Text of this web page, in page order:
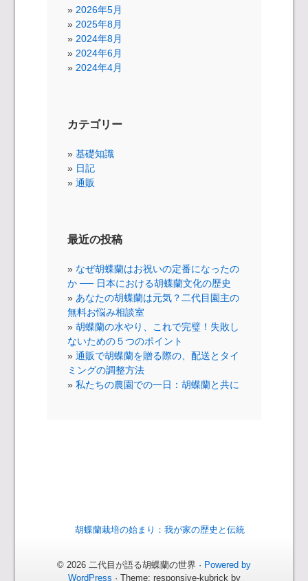
2026年5月
2025年8月
2024年8月
2024年6月
2024年4月
カテゴリー
基礎知識
日記
通販
最近の投稿
なぜ胡蝶蘭はお祝いの定番になったの
か ── 日本における胡蝶蘭文化の歴史
あなたの胡蝶蘭は元気？二代目園主の
無料お悩み相談室
胡蝶蘭の水やり、これで完璧！失敗し
ないための５つのポイント
通販で胡蝶蘭を贈る際の、配送とタイ
ミングの調整方法
私たちの農園での一日：胡蝶蘭と共に
胡蝶蘭栽培の始まり：我が家の歴史と伝統
© 2026 二代目が語る胡蝶蘭の世界 · Powered by
WordPress · Theme: responsive-kubrick by